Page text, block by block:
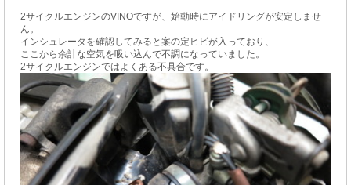
2サイクルエンジンのVINOですが、始動時にアイドリングが安定しませ
ん。
インシュレータを確認してみると案の定ヒビが入っており、
ここから余計な空気を吸い込んで不調になっていました。
2サイクルエンジンではよくある不具合です。